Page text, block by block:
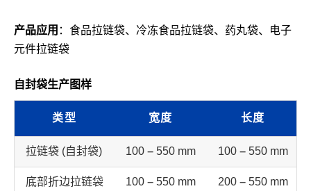
产品应用：食品拉链袋、冷冻食品拉链袋、药丸袋、电子
元件拉链袋
自封袋生产图样
类型
宽度 长度
拉链袋 (自封袋) 100 – 550 mm 100 – 550 mm
底部折边拉链袋
100 – 550 mm 200 – 550 mm